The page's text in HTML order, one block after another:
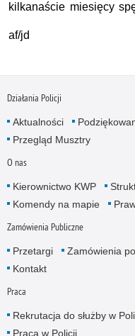
kilkanaście miesięcy
af/jd
Działania Policji
Aktualności
Przegląd Musztry
O nas
Kierownictwo KWP
Komendy na mapie
Zamówienia Publiczne
Przetargi Zamówienia
Kontakt
Praca
Rekrutacja do służby w
Praca w Policji